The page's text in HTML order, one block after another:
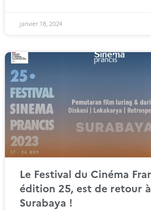
janvier 18, 2024
Le Festival du Cinéma
édition 25, est de retour à
Surabaya !